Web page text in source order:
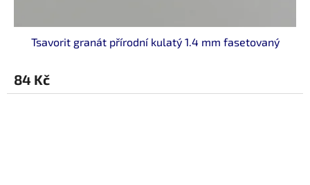
Tsavorit granát přírodní kulatý 1.4 mm fasetovaný
84 Kč